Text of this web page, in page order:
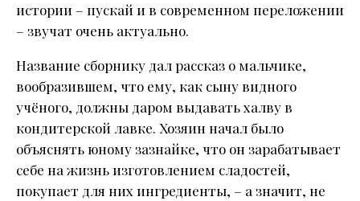
истории – пускай и в современном переложении
– звучат очень актуально.
Название сборнику дал рассказ о мальчике,
вообразившем, что ему, как сыну видного
учёного, должны даром выдавать халву в
кондитерской лавке. Хозяин начал было
объяснять юному зазнайке, что он зарабатывает
себе на жизнь изготовлением сладостей,
покупает для них ингредиенты, – а значит, не